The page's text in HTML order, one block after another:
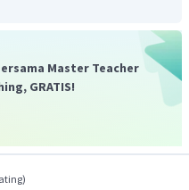
terhidrolisis parsial.
Master Teacher
GRATIS!
)